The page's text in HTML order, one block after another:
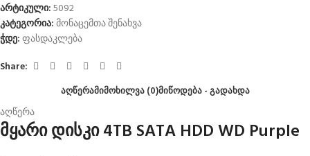
არტიკული:5092
კატეგორია:მონაცემთა შენახვა
ჭდე:ფასდაკლება
Share:
ᲐᲦᲬᲔᲠᲐᲛᲘᲛᲝᲮᲘᲚᲕᲐ (0)ᲛᲘᲬᲝᲓᲔᲑᲐ - ᲒᲐᲓᲐᲮᲓᲐ
აღწერა
მყარი დისკი 4TB SATA HDD WD Purple